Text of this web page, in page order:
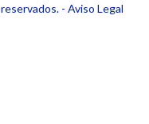
reservados. - Aviso Legal